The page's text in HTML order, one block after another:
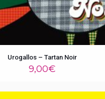
Urogallos – Tartan Noir
9,00€